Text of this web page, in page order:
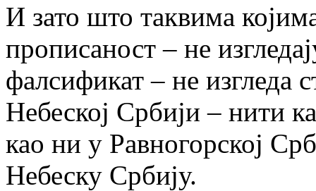
И зато што таквима
прописаност – не
фалсификат – не изгледа
Небеској Србији – нити
као ни у Равногорској
Небеску Србију.